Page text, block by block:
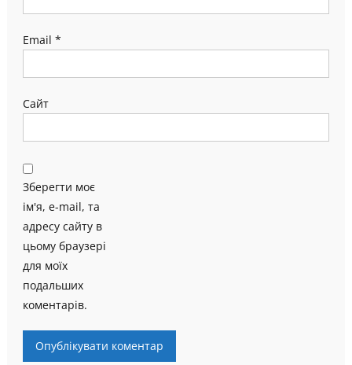
Email *
Сайт
Зберегти моє
ім'я, e-mail, та
адресу сайту в
цьому браузері
для моїх
подальших
коментарів.